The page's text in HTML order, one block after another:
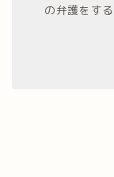
の弁護をす